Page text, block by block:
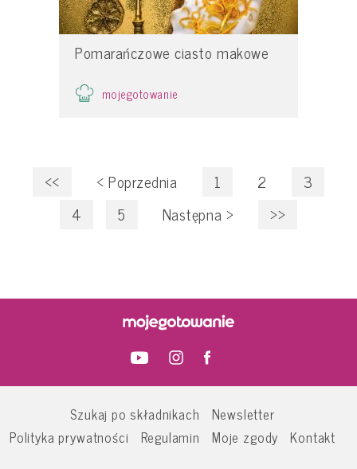
Pomarańczowe ciasto makowe
mojegotowanie
<< < Poprzednia 1 2
3
4
5 Następna > >>
Szukaj po składnikach
Newsletter
Polityka prywatności
Regulamin Moje zgody Kontakt